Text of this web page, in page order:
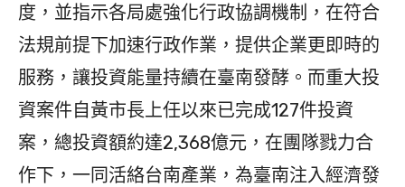
度，並指示各局處強化行政協調機制，在符合
法規前提下加速行政作業，提供企業更即時的
服務，讓投資能量持續在臺南發酵。而重大投
資案件自黃市長上任以來已完成127件投資
案，總投資額約達2,368億元，在團隊戮力合
作下，一同活絡台南產業，為臺南注入經濟發